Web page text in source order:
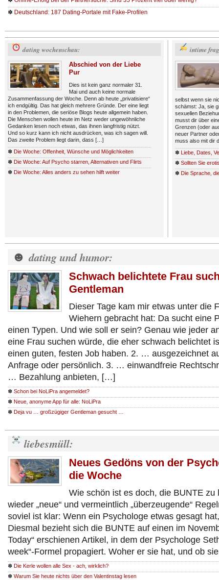
✽ Deutschland: 187 Dating-Portale mit Fake-Profilen
dating wochenschau:
Abschied von der Liebe
Pur
Dies ist kein ganz normaler 31.
Mai und auch keine normale
Zusammenfassung der Woche. Denn ab heute „privatisiere“
ich endgültig. Das hat gleich mehrere Gründe. Der eine liegt
in den Problemen, die seriöse Blogs heute allgemein haben.
Die Menschen wollen heute im Netz weder ungewöhnliche
Gedanken lesen noch etwas, das ihnen langfristig nützt.
Und so kurz kann ich nicht ausdrücken, was ich sagen will.
Das zweite Problem liegt darin, dass […]
✽ Die Woche: Offenheit, Wünsche und Möglichkeiten
✽ Die Woche: Auf Psycho starren, Alternativen und Flirts
✽ Die Woche: Alles anders zu sehen hilft weiter
intime
selbst wenn sie
schämst: Ja, sie
sexuellen
musst dir über
Grenzen (oder
neuer Partner
muss also mit dir
✽ Liebe, Dates,
✽ Sollten Sie
✽ Die Sprache,
☻ dating und humor:
Schwach belichtete Frau
Gentleman
Dieser Tage kam mir etwas unter die
Wiehern gebracht hat: Da sucht eine
einen Typen. Und wie soll er sein? Genau wie jeder
eine Frau suchen würde, die eher schwach belichtet
einen guten, festen Job haben. 2. … ausgezeichnet
Anfrage oder persönlich. 3. … einwandfreie
… Bezahlung anbieten, […]
✽ Schon bei NoLiPra angemeldet?
✽ Neue, anonyme App für alle: NoLiPra
✽ Deja vu … großzügiger Gentleman gesucht …
liebesmüll:
Neues Gedöns von der
die Woche
Wie schön ist es doch, die BUNTE zu
wieder „neue“ und vermeintlich „überzeugende“
soviel ist klar: Wenn ein Psychologe etwas gesagt
Diesmal bezieht sich die BUNTE auf einen im
Today“ erschienen Artikel, in dem der Psychologe
week“-Formel propagiert. Woher er sie hat, und ob
✽ Die Kerle wollen alle Sex - ach, wirklich?
✽ Warum Sie heute nichts über den Valentinstag lesen